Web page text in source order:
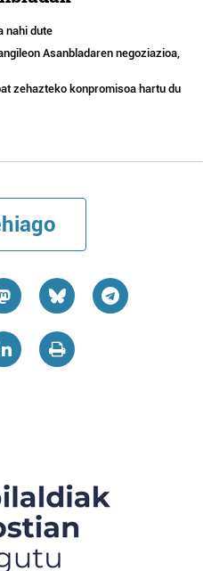
nahi dute
Asanbladaren negoziazioa,
zehazteko konpromisoa hartu du